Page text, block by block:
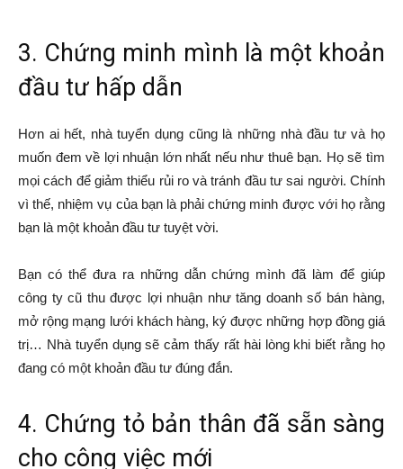
3. Chứng minh mình là một khoản
đầu tư hấp dẫn
Hơn ai hết, nhà tuyển dụng cũng là những nhà đầu tư và họ
muốn đem về lợi nhuận lớn nhất nếu như thuê bạn. Họ sẽ tìm
mọi cách để giảm thiểu rủi ro và tránh đầu tư sai người. Chính
vì thế, nhiệm vụ của bạn là phải chứng minh được với họ rằng
bạn là một khoản đầu tư tuyệt vời.
Bạn có thể đưa ra những dẫn chứng mình đã làm để giúp
công ty cũ thu được lợi nhuận như tăng doanh số bán hàng,
mở rộng mạng lưới khách hàng, ký được những hợp đồng giá
trị… Nhà tuyển dụng sẽ cảm thấy rất hài lòng khi biết rằng họ
đang có một khoản đầu tư đúng đắn.
4. Chứng tỏ bản thân đã sẵn sàng
cho công việc mới